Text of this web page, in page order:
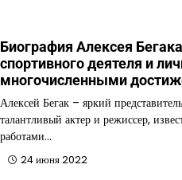
Биография Алексея
спортивного деятеля и
многочисленными
Алексей Бегак – яркий
талантливый актер и режиссер,
работами…
24 июня 2022